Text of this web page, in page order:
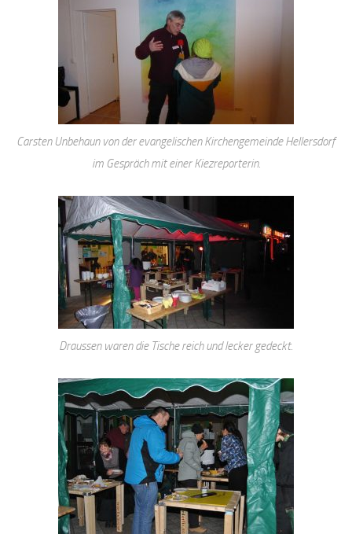
Carsten Unbehaun von der evangelischen Kirchengemeinde Hellersdorf
im Gespräch mit einer Kiezreporterin.
Draussen waren die Tische reich und lecker gedeckt.